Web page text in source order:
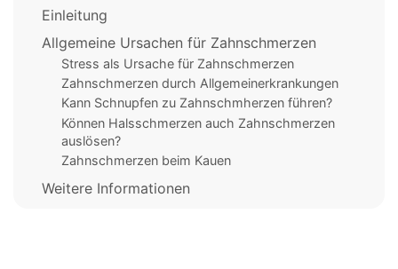
Einleitung
Allgemeine Ursachen für Zahnschmerzen
Stress als Ursache für Zahnschmerzen
Zahnschmerzen durch Allgemeinerkrankungen
Kann Schnupfen zu Zahnschmherzen führen?
Können Halsschmerzen auch Zahnschmerzen
auslösen?
Zahnschmerzen beim Kauen
Weitere Informationen